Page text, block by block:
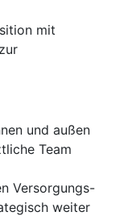
mit
und außen
Team
Versorgungs-
weiter